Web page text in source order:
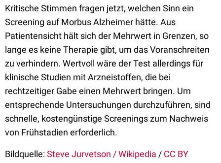
Kritische Stimmen fragen jetzt, welchen Sinn ein
Screening auf Morbus Alzheimer hätte. Aus
Patientensicht hält sich der Mehrwert in Grenzen, so
lange es keine Therapie gibt, um das Voranschreiten
zu verhindern. Wertvoll wäre der Test allerdings für
klinische Studien mit Arzneistoffen, die bei
rechtzeitiger Gabe einen Mehrwert bringen. Um
entsprechende Untersuchungen durchzuführen, sind
schnelle, kostengünstige Screenings zum Nachweis
von Frühstadien erforderlich.
Bildquelle:Steve Jurvetson / Wikipedia / CC BY